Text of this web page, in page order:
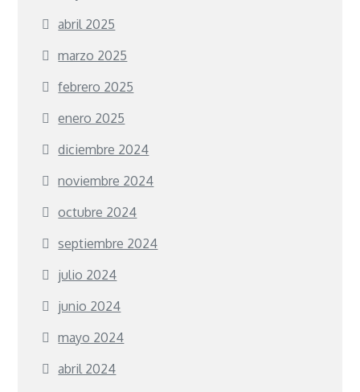
abril 2025
marzo 2025
febrero 2025
enero 2025
diciembre 2024
noviembre 2024
octubre 2024
septiembre 2024
julio 2024
junio 2024
mayo 2024
abril 2024